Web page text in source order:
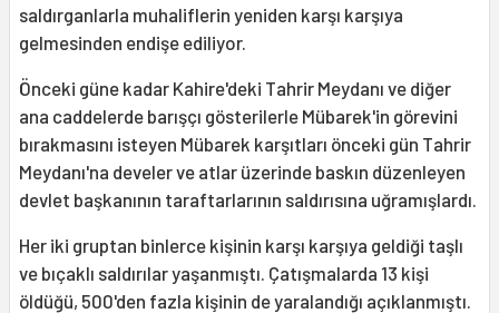
saldırganlarla muhaliflerin yeniden karşı karşıya
gelmesinden endişe ediliyor.
Önceki güne kadar Kahire'deki Tahrir Meydanı ve diğer
ana caddelerde barışçı gösterilerle Mübarek'in görevini
bırakmasını isteyen Mübarek karşıtları önceki gün Tahrir
Meydanı'na develer ve atlar üzerinde baskın düzenleyen
devlet başkanının taraftarlarının saldırısına uğramışlardı.
Her iki gruptan binlerce kişinin karşı karşıya geldiği taşlı
ve bıçaklı saldırılar yaşanmıştı. Çatışmalarda 13 kişi
öldüğü, 500'den fazla kişinin de yaralandığı açıklanmıştı.